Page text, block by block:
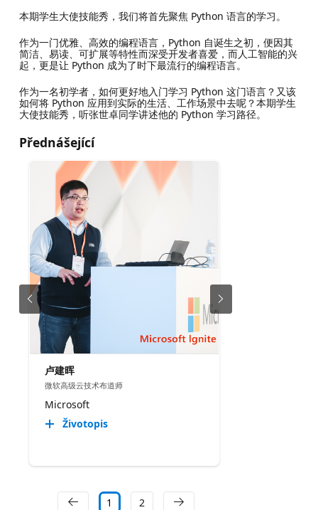
本期学生大使技能秀，我们将首先聚焦 Python 语言的学习。
作为一门优雅、高效的编程语言，Python 自诞生之初，便因其
简洁、易读、可扩展等特性而深受开发者喜爱，而人工智能的兴
起，更是让 Python 成为了时下最流行的编程语言。
作为一名初学者，如何更好地入门学习 Python 这门语言？又该
如何将 Python 应用到实际的生活、工作场景中去呢？本期学生
大使技能秀，听张世卓同学讲述他的 Python 学习路径。
Přednášející
卢建晖
微软高级云技术布道师
Microsoft
Životopis
1 2